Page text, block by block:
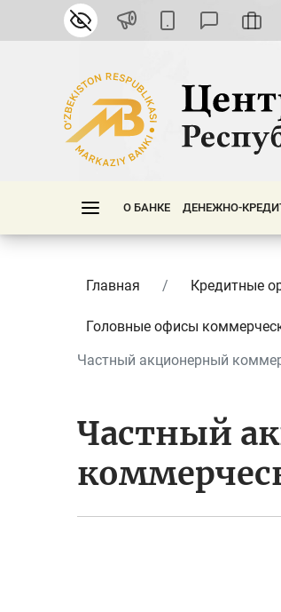
О БАНКЕ ДЕНЕЖНО-
Главная Кредитные
Головные офисы
Частный акционерный
Частный